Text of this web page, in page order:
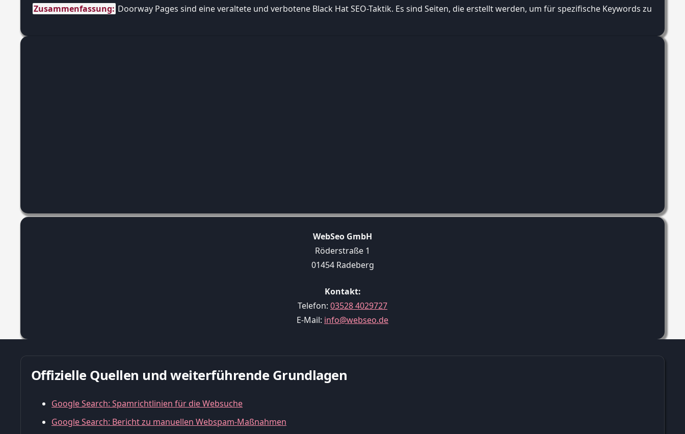
Zusammenfassung: Doorway Pages sind eine veraltete und verbotene Black Hat SEO-Taktik. Es sind Seiten, die erstellt werden, um für spezifische Keywords zu
WebSeo GmbH
Röderstraße 1
01454 Radeberg
Kontakt:
Telefon: 03528 4029727
E-Mail: info@webseo.de
Offizielle Quellen und weiterführende Grundlagen
Google Search: Spamrichtlinien für die Websuche
Google Search: Bericht zu manuellen Webspam-Maßnahmen